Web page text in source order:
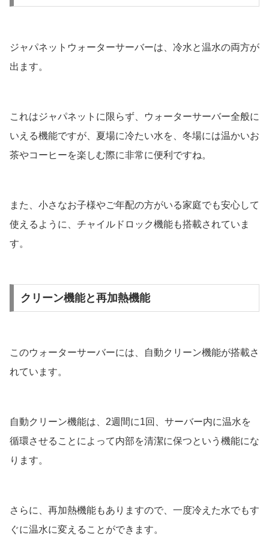
ジャパネットウォーターサーバーは、冷水と温水の両方が
出ます。
これはジャパネットに限らず、ウォーターサーバー全般に
いえる機能ですが、夏場に冷たい水を、冬場には温かいお
茶やコーヒーを楽しむ際に非常に便利ですね。
また、小さなお子様やご年配の方がいる家庭でも安心して
使えるように、チャイルドロック機能も搭載されていま
す。
クリーン機能と再加熱機能
このウォーターサーバーには、自動クリーン機能が搭載さ
れています。
自動クリーン機能は、2週間に1回、サーバー内に温水を
循環させることによって内部を清潔に保つという機能にな
ります。
さらに、再加熱機能もありますので、一度冷えた水でもす
ぐに温水に変えることができます。